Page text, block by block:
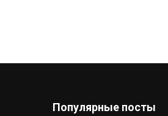
Популярные посты